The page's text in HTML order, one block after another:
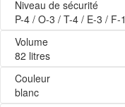
Niveau de sécurité
P-4 / O-3 / T-4 / E-3 / F-1
Volume
82 litres
Couleur
blanc